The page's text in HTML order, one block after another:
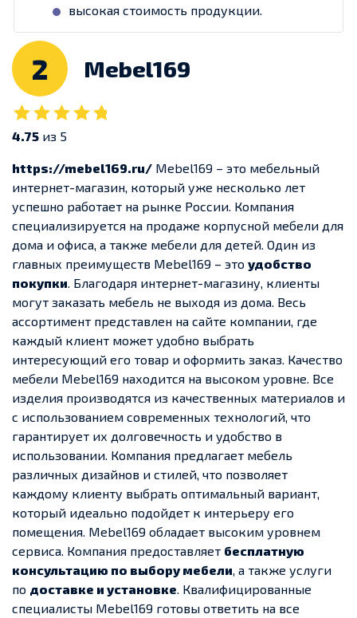
высокая стоимость продукции.
2 Mebel169
4.75 из 5
https://mebel169.ru/ Mebel169 – это мебельный
интернет-магазин, который уже несколько лет
успешно работает на рынке России. Компания
специализируется на продаже корпусной мебели для
дома и офиса, а также мебели для детей. Один из
главных преимуществ Mebel169 – это удобство
покупки. Благодаря интернет-магазину, клиенты
могут заказать мебель не выходя из дома. Весь
ассортимент представлен на сайте компании, где
каждый клиент может удобно выбрать
интересующий его товар и оформить заказ. Качество
мебели Mebel169 находится на высоком уровне. Все
изделия производятся из качественных материалов и
с использованием современных технологий, что
гарантирует их долговечность и удобство в
использовании. Компания предлагает мебель
различных дизайнов и стилей, что позволяет
каждому клиенту выбрать оптимальный вариант,
который идеально подойдет к интерьеру его
помещения. Mebel169 обладает высоким уровнем
сервиса. Компания предоставляет бесплатную
консультацию по выбору мебели, а также услуги
по доставке и установке. Квалифицированные
специалисты Mebel169 готовы ответить на все